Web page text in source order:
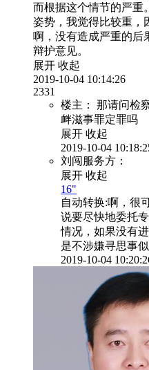
而根据这个情节的严重
姿势，我觉得比较重，
啊，没有造成严重的后
辩护意见。
展开 收起
2019-10-04 10:14:26
2331
楼主：
那请问检
衅滋事罪定罪吗
展开 收起
2019-10-04
刘闯服务方：
展开 收起
16"
自动转换:啊，很
说要尽快地委托
情况，如果没有
是不涉嫌寻思事似
2019-10-04